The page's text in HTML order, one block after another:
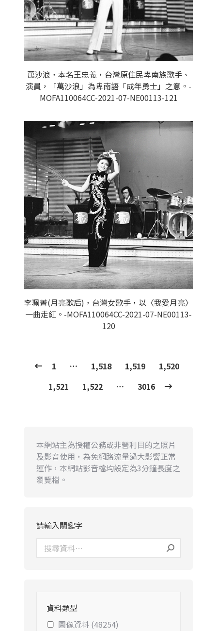
萬沙浪，本名王忠義，台灣原住民卑南族歌手、
演員，「萬沙浪」為卑南語「成年勇士」之意。-
MOFA110064CC-2021-07-NE00113-121
李珮菁(月亮歌后)，台灣女歌手，以〈我愛月亮〉
一曲走紅。-MOFA110064CC-2021-07-NE00113-
120
1 … 1,518 1,519
1,520
1,521
1,522 … 3016
本網站主為授權公務或非營利目的之照片
及影音使用，為免網路流量過大影響正常
運作，本網站影音檔均設定為3分鐘長度之
瀏覽檔。
請輸入關鍵字
資料類型
圖像資料 (48254)